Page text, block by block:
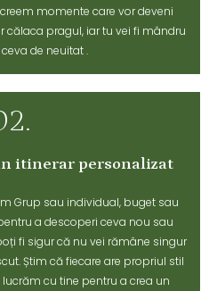
momente care vor deveni
călaca pragul, iar tu vei fi mândru
de neuitat .
itinerar personalizat
Grup sau individual, buget sau
a descoperi ceva nou sau
fi sigur că nu vei rămâne singur
Știm că fiecare are propriul stil
cu tine pentru a crea un